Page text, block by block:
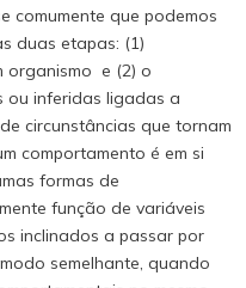
comumente que podemos
duas etapas: (1)
organismo e (2) o
ou inferidas ligadas a
circunstâncias que tornam
comportamento é em si
formas de
função de variáveis
inclinados a passar por
semelhante, quando